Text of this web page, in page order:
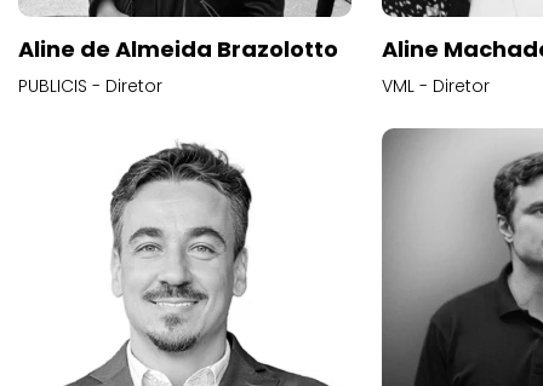
Aline de Almeida Brazolotto
PUBLICIS - Diretor
Aline
VML - Diretor